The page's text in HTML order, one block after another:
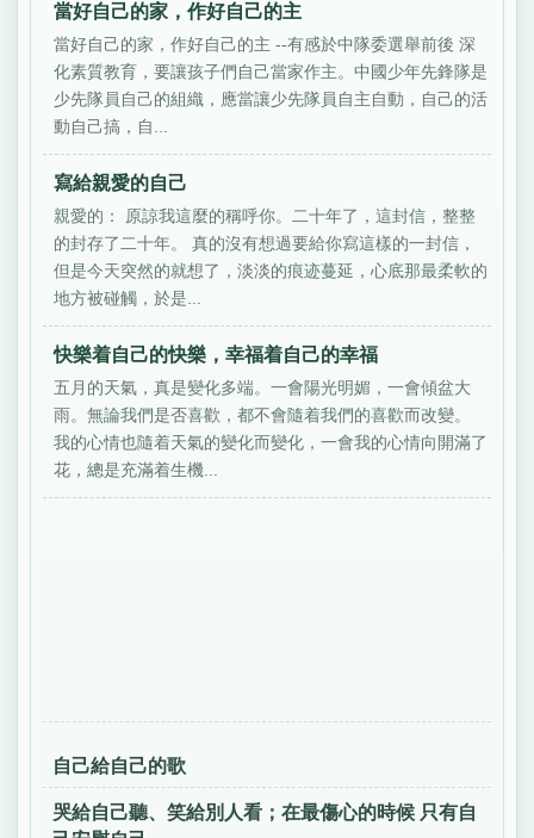
當好自己的家，作好自己的主
當好自己的家，作好自己的主 --有感於中隊委選舉前後 深
化素質教育，要讓孩子們自己當家作主。中國少年先鋒隊是
少先隊員自己的組織，應當讓少先隊員自主自動，自己的活
動自己搞，自...
寫給親愛的自己
親愛的： 原諒我這麼的稱呼你。二十年了，這封信，整整
的封存了二十年。 真的沒有想過要給你寫這樣的一封信，
但是今天突然的就想了，淡淡的痕迹蔓延，心底那最柔軟的
地方被碰觸，於是...
快樂着自己的快樂，幸福着自己的幸福
五月的天氣，真是變化多端。一會陽光明媚，一會傾盆大
雨。無論我們是否喜歡，都不會隨着我們的喜歡而改變。
我的心情也隨着天氣的變化而變化，一會我的心情向開滿了
花，總是充滿着生機...
自己給自己的歌
哭給自己聽、笑給別人看；在最傷心的時候 只有自